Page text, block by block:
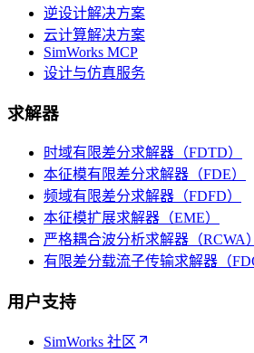
逆设计解决方案
云计算解决方案
SimWorks MCP
设计与仿真服务
求解器
时域有限差分求解器（FDTD）
本征模有限差分求解器（FDE）
频域有限差分求解器（FDFD）
本征模扩展求解器（EME）
严格耦合波分析求解器（RCWA）
有限差分载流子传输求解器（
用户支持
SimWorks 社区